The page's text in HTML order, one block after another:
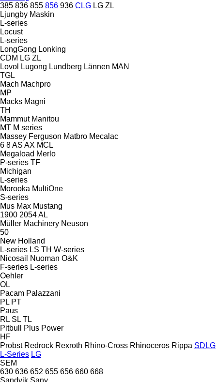
385 836 855 856 936 CLG LG ZL
Ljungby Maskin
L-series
Locust
L-series
LongGong Lonking
CDM LG ZL
Lovol
Lugong Lundberg Lännen MAN
TGL
Mach Machpro
MP
Macks Magni
TH
Mammut Manitou
MT M series
Massey Ferguson Matbro Mecalac
6 8AS AX MCL
Megaload Merlo
P-series TF
Michigan
L-series
Morooka MultiOne
S-series
Mus Max Mustang
1900 2054AL
Müller Machinery Neuson
50
New Holland
L-series LS TH W-series
Nicosail
Nuoman O&K
F-series L-series
Oehler
OL
Pacam Palazzani
PL PT
Paus
RL SL TL
Pitbull
Plus Power
HF
Probst Redrock Rexroth Rhino-Cross Rhinoceros Rippa SDLG
L-Series LG
SEM
630 636 652 655 656 660 668
Sandvik Sany